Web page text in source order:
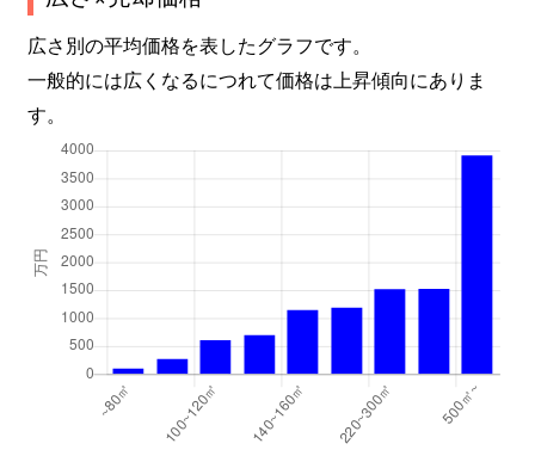
広さ別の平均価格を表したグラフです。
一般的には広くなるにつれて価格は上昇傾向にありま
す。